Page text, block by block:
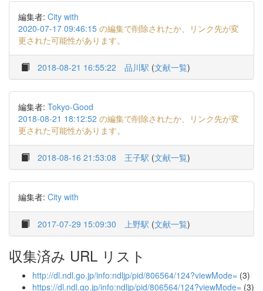
編集者: City with
2020-07-17 09:46:15 の編集で削除されたか、リンク先が変
更された可能性があります。
2018-08-21 16:55:22 品川駅 (文献一覧)
編集者: Tokyo-Good
2018-08-21 18:12:52 の編集で削除されたか、リンク先が変
更された可能性があります。
2018-08-16 21:53:08 王子駅 (文献一覧)
編集者: City with
2017-07-29 15:09:30 上野駅 (文献一覧)
収集済み URL リスト
http://dl.ndl.go.jp/info:ndljp/pid/806564/124?viewMode= (3)
https://dl.ndl.go.jp/info:ndljp/pid/806564/124?viewMode= (3)